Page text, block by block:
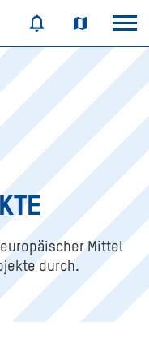
Mittel
durch.